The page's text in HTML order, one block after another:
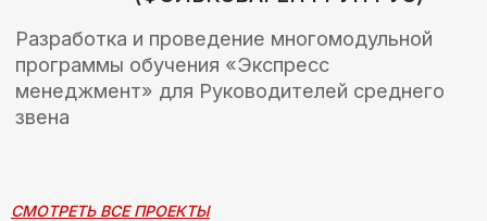
СМОТРЕТЬ ВСЕ ПРОЕКТЫ